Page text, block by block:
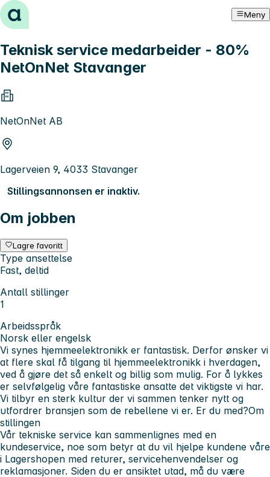
Hopp til innhold Meny
Teknisk service medarbeider - 80%
NetOnNet Stavanger
NetOnNet AB
Lagerveien 9, 4033 Stavanger
Stillingsannonsen er inaktiv.
Om jobben
Lagre favoritt
Type ansettelse
Fast, deltid
Antall stillinger
1
Arbeidsspråk
Norsk eller engelsk
Vi synes hjemmeelektronikk er fantastisk. Derfor ønsker vi
at flere skal få tilgang til hjemmeelektronikk i hverdagen,
ved å gjøre det så enkelt og billig som mulig. For å lykkes
er selvfølgelig våre fantastiske ansatte det viktigste vi har.
Vi tilbyr en sterk kultur der vi sammen tenker nytt og
utfordrer bransjen som de rebellene vi er. Er du med?Om
stillingen
Vår tekniske service kan sammenlignes med en
kundeservice, noe som betyr at du vil hjelpe kundene våre
i Lagershopen med returer, servicehenvendelser og
reklamasjoner. Siden du er ansiktet utad, må du være